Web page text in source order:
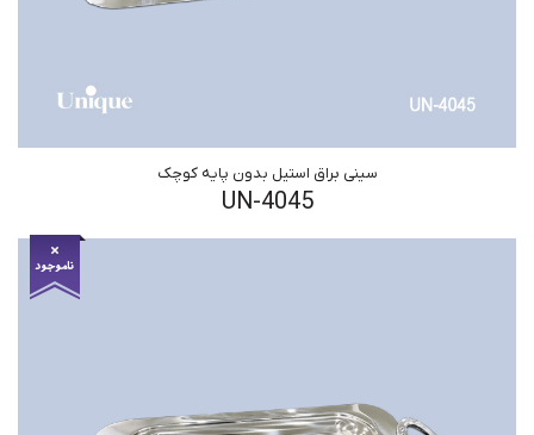
سینی براق استیل بدون پایه کوچک
UN-4045